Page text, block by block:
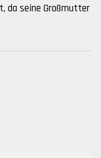
da seine Großmutter